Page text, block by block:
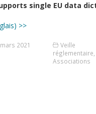
single EU data
>>
2021
Veille
réglementaire
Associations